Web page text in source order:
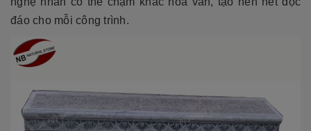
đáo cho mỗi công trình.